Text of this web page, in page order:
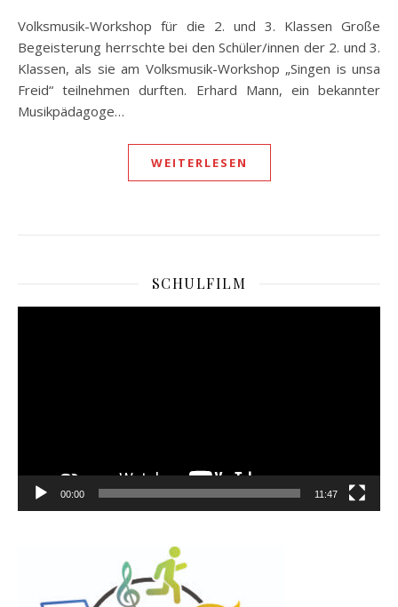
Volksmusik-Workshop für die 2. und 3. Klassen Große
Begeisterung herrschte bei den Schüler/innen der 2. und 3.
Klassen, als sie am Volksmusik-Workshop „Singen is unsa
Freid“ teilnehmen durften. Erhard Mann, ein bekannter
Musikpädagoge…
WEITERLESEN
SCHULFILM
00:00 11:47